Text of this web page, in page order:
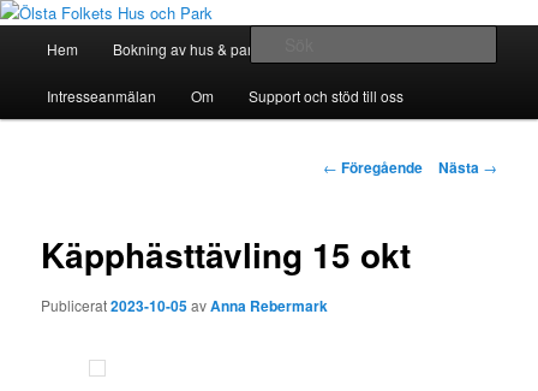
Hoppa
huvudinnehåll
Ölsta Folkets Hus och Park
Hem Bokning av hus & park
Intresseanmälan Om Support och stöd till oss
Inläggsnavigering
← Föregående Nästa →
Käpphästtävling 15 okt
Publicerat2023-10-05avAnna Rebermark